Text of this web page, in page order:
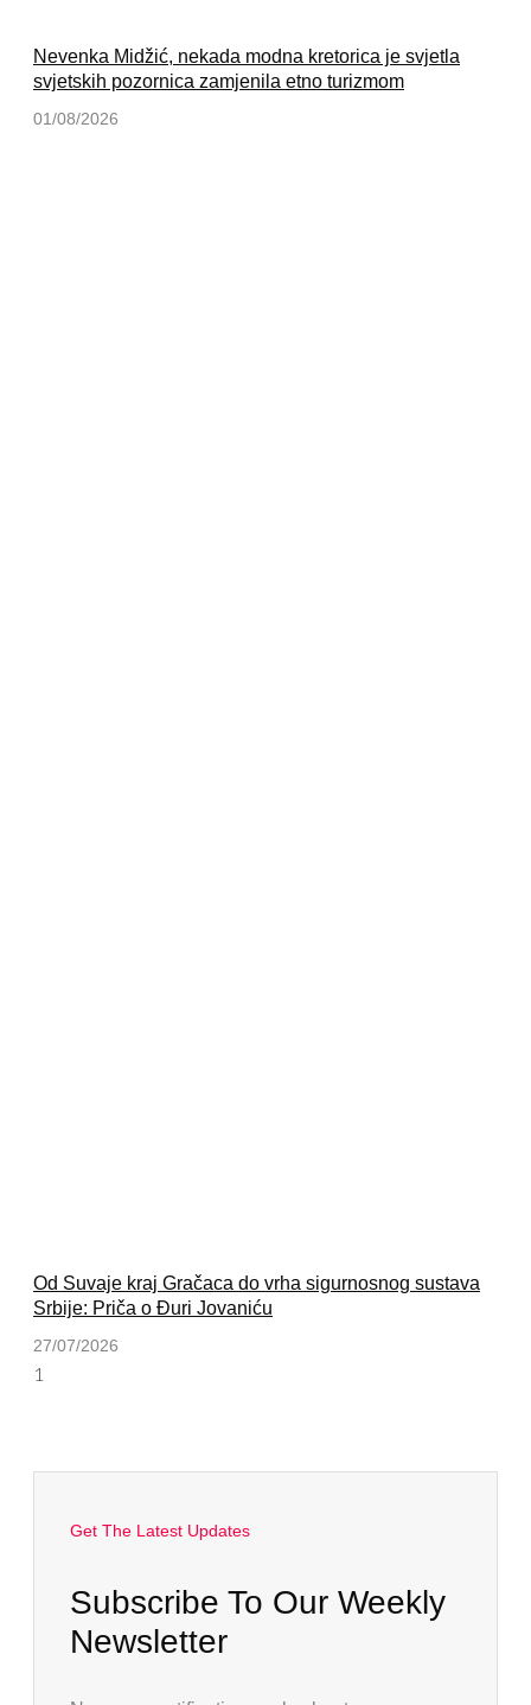
Nevenka Midžić, nekada modna kretorica je svjetla
svjetskih pozornica zamjenila etno turizmom
01/08/2026
Od Suvaje kraj Gračaca do vrha sigurnosnog sustava
Srbije: Priča o Đuri Jovaniću
27/07/2026
Get The Latest Updates
Subscribe To Our Weekly
Newsletter